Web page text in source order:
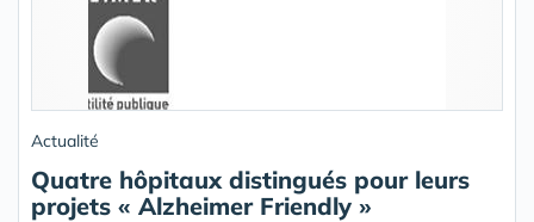
Actualité
Quatre hôpitaux distingués pour leurs
projets « Alzheimer Friendly »